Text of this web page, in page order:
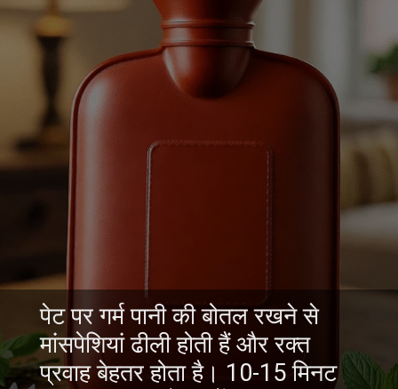
पेट पर गर्म पानी की बोतल रखने से
मांसपेशियां ढीली होती हैं और रक्त
प्रवाह बेहतर होता है। 10-15 मिनट